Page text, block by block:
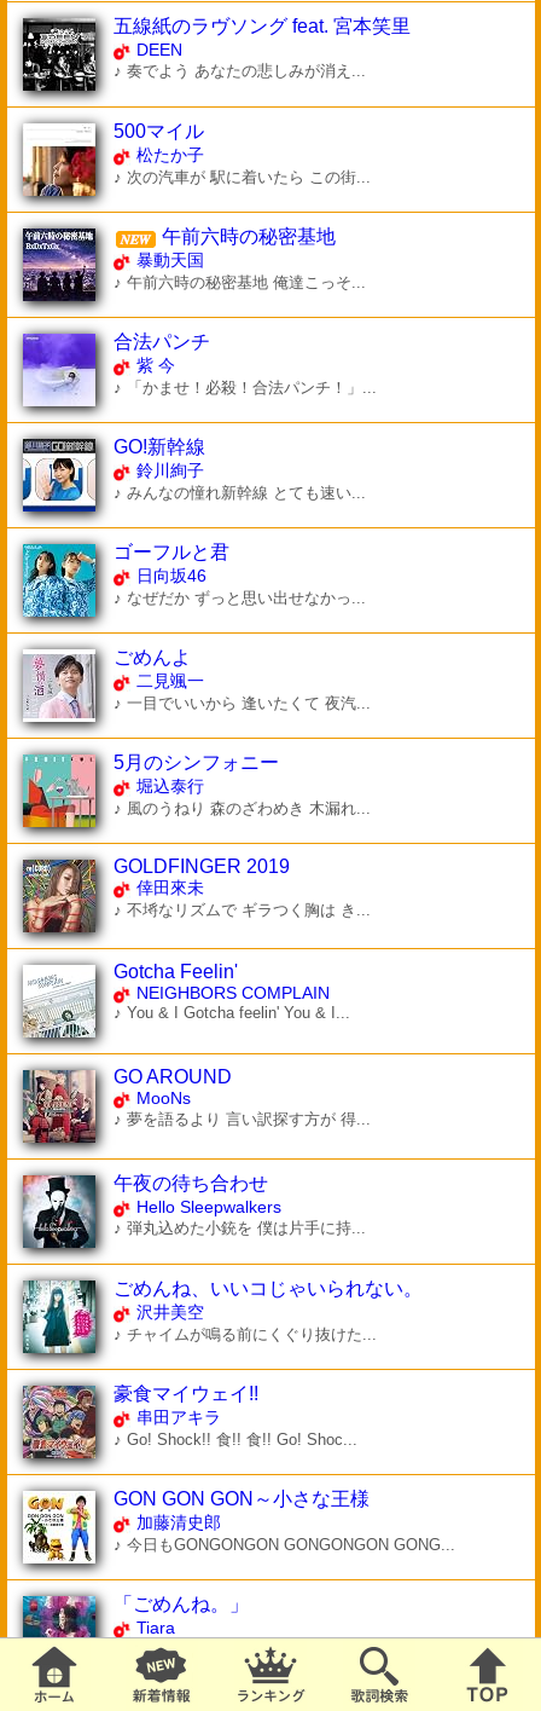
五線紙のラヴソング feat. 宮本笑里
DEEN
♪ 奏でよう あなたの悲しみが消え...
500マイル
松たか子
♪ 次の汽車が 駅に着いたら この街...
午前六時の秘密基地
暴動天国
♪ 午前六時の秘密基地 俺達こっそ...
合法パンチ
紫 今
♪ 「かませ！必殺！合法パンチ！」...
GO!新幹線
鈴川絢子
♪ みんなの憧れ新幹線 とても速い...
ゴーフルと君
日向坂46
♪ なぜだか ずっと思い出せなかっ...
ごめんよ
二見颯一
♪ 一目でいいから 逢いたくて 夜汽...
5月のシンフォニー
堀込泰行
♪ 風のうねり 森のざわめき 木漏れ...
GOLDFINGER 2019
倖田來未
♪ 不埓なリズムで ギラつく胸は き...
Gotcha Feelin'
NEIGHBORS COMPLAIN
♪ You & I Gotcha feelin' You & I...
GO AROUND
MooNs
♪ 夢を語るより 言い訳探す方が 得...
午夜の待ち合わせ
Hello Sleepwalkers
♪ 弾丸込めた小銃を 僕は片手に持...
ごめんね、いいコじゃいられない。
沢井美空
♪ チャイムが鳴る前にくぐり抜けた...
豪食マイウェイ!!
串田アキラ
♪ Go! Shock!! 食!! 食!! Go! Shoc...
GON GON GON～小さな王様
加藤清史郎
♪ 今日もGONGONGON GONGONGON GONG...
「ごめんね。」
Tiara
♪ I'm sorry... “悪い事をしたら...